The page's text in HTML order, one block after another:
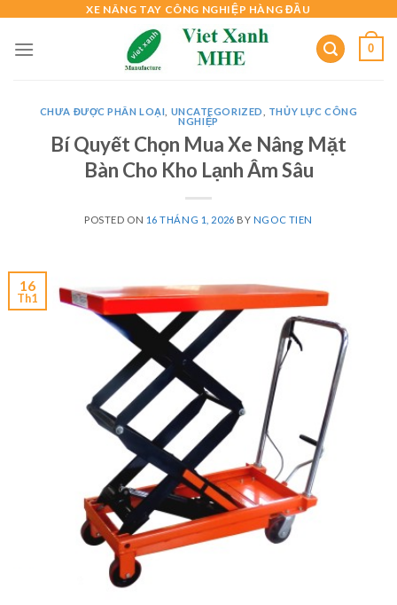
content
XE NÂNG TAY CÔNG NGHIỆP HÀNG ĐẦU
0
CHƯA ĐƯỢC PHÂN LOẠI UNCATEGORIZED
THỦY LỰC CÔNG
NGHIỆP
Bí Quyết Chọn Mua Xe Nâng Mặt
Bàn Cho Kho Lạnh Âm Sâu
POSTED ON 16 THÁNG 1, 2026 BY NGOC TIEN
16
Th1